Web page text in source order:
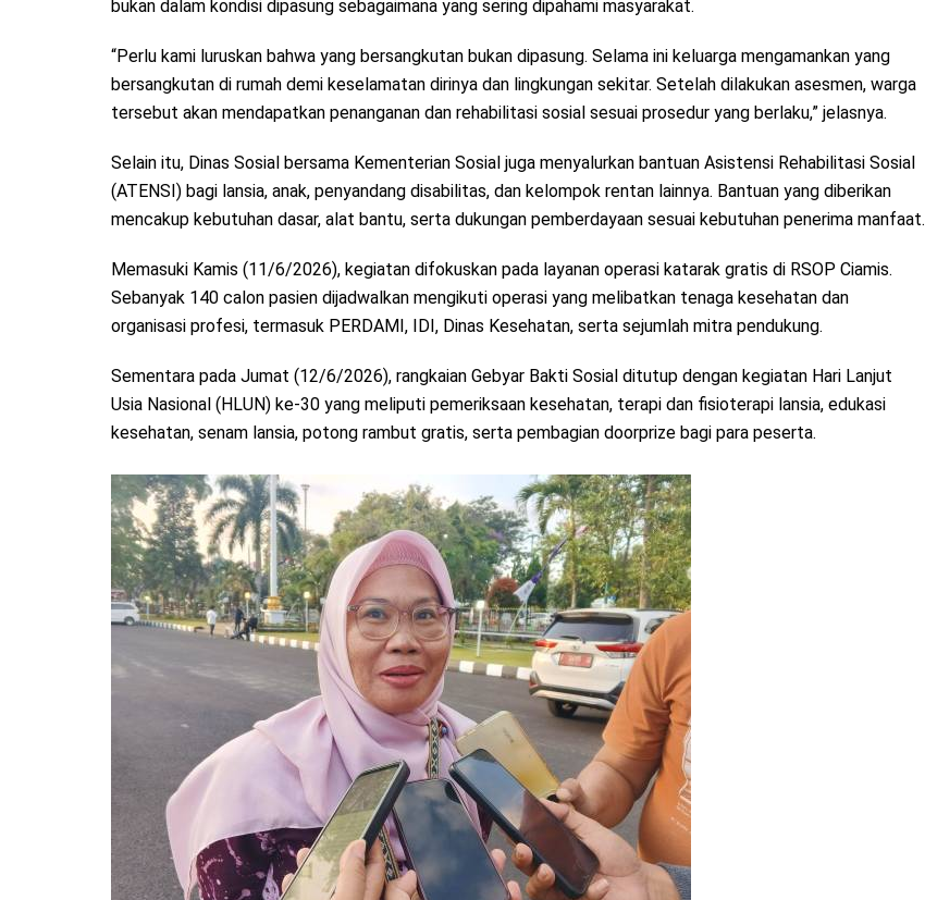
bukan dalam kondisi dipasung sebagaimana yang sering dipahami masyarakat.
“Perlu kami luruskan bahwa yang bersangkutan bukan dipasung. Selama ini keluarga mengamankan yang
bersangkutan di rumah demi keselamatan dirinya dan lingkungan sekitar. Setelah dilakukan asesmen, warga
tersebut akan mendapatkan penanganan dan rehabilitasi sosial sesuai prosedur yang berlaku,” jelasnya.
Selain itu, Dinas Sosial bersama Kementerian Sosial juga menyalurkan bantuan Asistensi Rehabilitasi Sosial
(ATENSI) bagi lansia, anak, penyandang disabilitas, dan kelompok rentan lainnya. Bantuan yang diberikan
mencakup kebutuhan dasar, alat bantu, serta dukungan pemberdayaan sesuai kebutuhan penerima manfaat.
Memasuki Kamis (11/6/2026), kegiatan difokuskan pada layanan operasi katarak gratis di RSOP Ciamis.
Sebanyak 140 calon pasien dijadwalkan mengikuti operasi yang melibatkan tenaga kesehatan dan
organisasi profesi, termasuk PERDAMI, IDI, Dinas Kesehatan, serta sejumlah mitra pendukung.
Sementara pada Jumat (12/6/2026), rangkaian Gebyar Bakti Sosial ditutup dengan kegiatan Hari Lanjut
Usia Nasional (HLUN) ke-30 yang meliputi pemeriksaan kesehatan, terapi dan fisioterapi lansia, edukasi
kesehatan, senam lansia, potong rambut gratis, serta pembagian doorprize bagi para peserta.